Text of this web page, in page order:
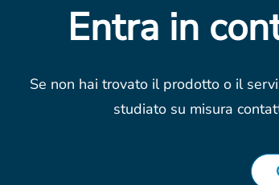
Entra in
Se non hai trovato il prodotto o il
studiato su misura